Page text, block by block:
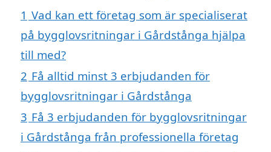
1 Vad kan ett företag som är specialiserat
på bygglovsritningar i Gårdstånga hjälpa
till med?
2 Få alltid minst 3 erbjudanden för
bygglovsritningar i Gårdstånga
3 Få 3 erbjudanden för bygglovsritningar
i Gårdstånga från professionella företag